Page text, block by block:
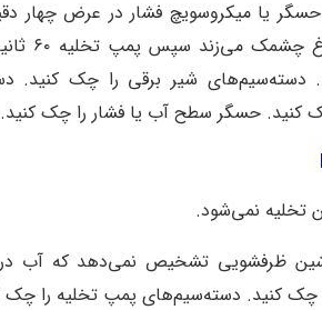
تخلیه ۶۰ ثانیه تخلیه خواهد کرد و برنامه متوقف می‌شود
. دسته‌سیم‌های شیر برقی را چک کنید.
کنید. حسگر سطح آب یا فشار را چک کنید.
تخلیه نمی‌شود.
چک کنید. دسته‌سیم‌های پمپ تخلیه را چک